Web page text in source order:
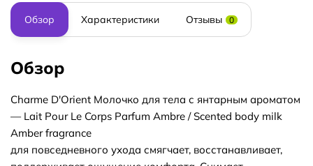
Обзор Характеристики Отзывы 0
Обзор
Charme D'Orient Молочко для тела с янтарным ароматом
— Lait Pour Le Corps Parfum Ambre / Scented body milk
Amber fragrance
для повседневного ухода смягчает, восстанавливает,